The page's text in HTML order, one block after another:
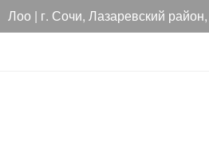
Лоо | г. Сочи, Лазаревский